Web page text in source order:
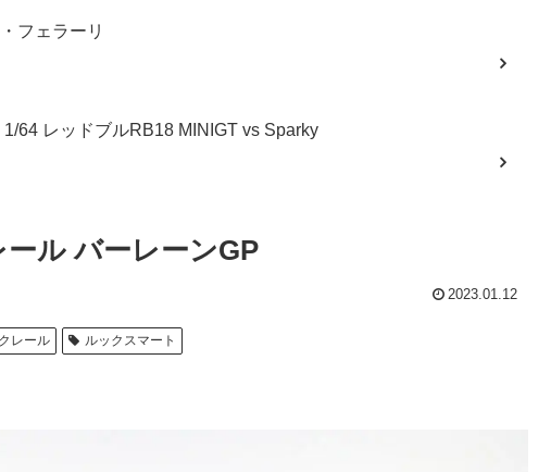
フェラーリ
64 レッドブルRB18 MINIGT vs Sparky
ル バーレーンGP
2023.01.12
レール ルックスマート